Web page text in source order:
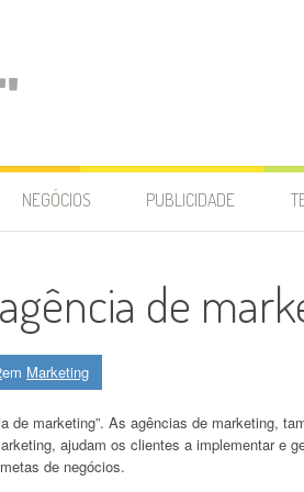
NEGÓCIOS PUBLICIDADE
de
em Marketing
de marketing”. As agências de marketing,
ajudam os clientes a implementar e
de negócios.